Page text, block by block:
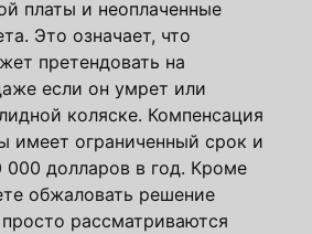
платы и неоплаченные
Это означает, что
претендовать на
если он умрет или
коляске. Компенсация
имеет ограниченный срок и
долларов в год. Кроме
обжаловать решение
рассматриваются